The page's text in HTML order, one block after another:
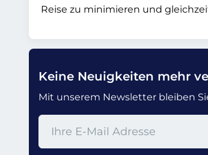
Reise zu minimieren und
Keine Neuigkeiten mehr
Mit unserem Newsletter bleiben